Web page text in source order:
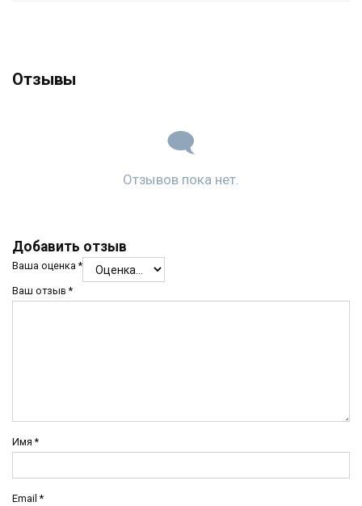
Отзывы
Отзывов пока нет.
Добавить отзыв
Ваша оценка*
Ваш отзыв*
Имя*
Email*